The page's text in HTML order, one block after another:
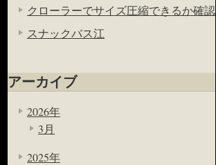
クローラーでサイズ圧縮できるか確認
スナックバス江
アーカイブ
2026年
3月
2025年